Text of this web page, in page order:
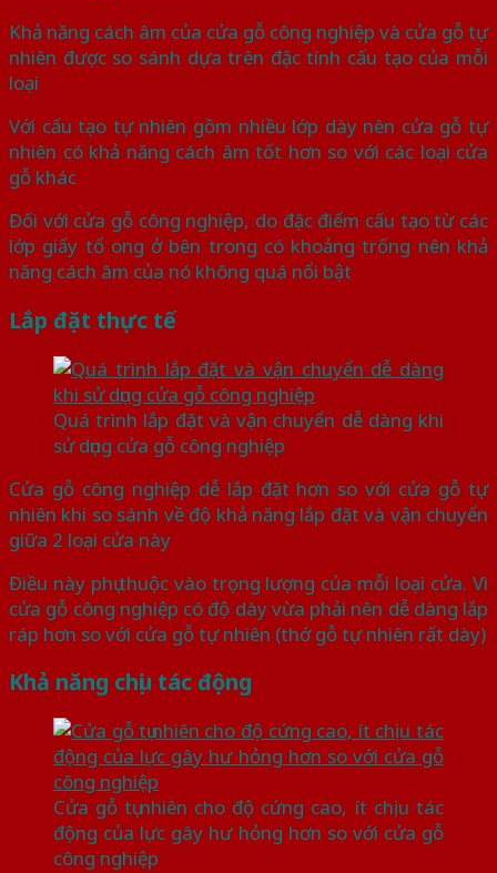
Khả năng cách âm của cửa gỗ công nghiệp và cửa gỗ tự
nhiên được so sánh dựa trên đặc tính cấu tạo của mỗi
loại
Với cấu tạo tự nhiên gồm nhiều lớp dày nên cửa gỗ tự
nhiên có khả năng cách âm tốt hơn so với các loại cửa
gỗ khác
Đối với cửa gỗ công nghiệp, do đặc điểm cấu tạo từ các
lớp giấy tổ ong ở bên trong có khoảng trống nên khả
năng cách âm của nó không quá nổi bật
Lắp đặt thực tế
Quá trình lắp đặt và vận chuyển dễ dàng khi
sử dụng cửa gỗ công nghiệp
Cửa gỗ công nghiệp dễ lắp đặt hơn so với cửa gỗ tự
nhiên khi so sánh về độ khả năng lắp đặt và vận chuyển
giữa 2 loại cửa này
Điều này phụ thuộc vào trọng lượng của mỗi loại cửa. Vì
cửa gỗ công nghiệp có độ dày vừa phải nên dễ dàng lắp
ráp hơn so với cửa gỗ tự nhiên (thớ gỗ tự nhiên rất dày)
Khả năng chịu tác động
Cửa gỗ tụ nhiên cho độ cứng cao, ít chịu tác
động của lực gây hư hỏng hơn so với cửa gỗ
công nghiệp